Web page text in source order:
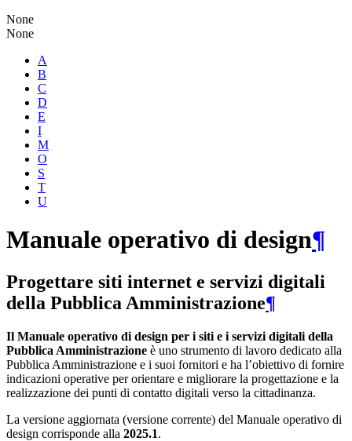
None
None
A
B
C
D
E
I
M
O
S
T
U
Manuale operativo di design¶
Progettare siti internet e servizi digitali
della Pubblica Amministrazione¶
Il Manuale operativo di design per i siti e i servizi digitali della
Pubblica Amministrazione è uno strumento di lavoro dedicato alla
Pubblica Amministrazione e i suoi fornitori e ha l’obiettivo di fornire
indicazioni operative per orientare e migliorare la progettazione e la
realizzazione dei punti di contatto digitali verso la cittadinanza.
La versione aggiornata (versione corrente) del Manuale operativo di
design corrisponde alla 2025.1.